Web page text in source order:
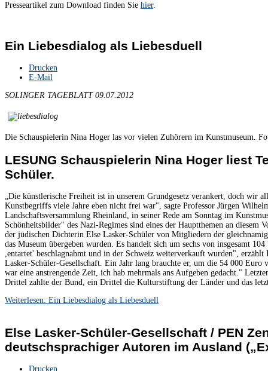
Presseartikel zum Download finden Sie hier.
Ein Liebesdialog als Liebesduell
Drucken
E-Mail
SOLINGER TAGEBLATT 09.07.2012
Die Schauspielerin Nina Hoger las vor vielen Zuhörern im Kunstmuseum.
LESUNG Schauspielerin Nina Hoger liest
Schüler.
„Die künstlerische Freiheit ist in unserem Grundgesetz verankert, doch wir
Kunstbegriffs viele Jahre eben nicht frei war", sagte Professor Jürgen
Landschaftsversammlung Rheinland, in seiner Rede am Sonntag im
Schönheitsbilder" des Nazi-Regimes sind eines der Hauptthemen an diesem
der jüdischen Dichterin Else Lasker-Schüler von Mitgliedern der
das Museum übergeben wurden. Es handelt sich um sechs von insgesamt
,entartet' beschlagnahmt und in der Schweiz weiterverkauft wurden", erzählt
Lasker-Schüler-Gesellschaft. Ein Jahr lang brauchte er, um die 54 000 Euro
war eine anstrengende Zeit, ich hab mehrmals ans Aufgeben gedacht."
Drittel zahlte der Bund, ein Drittel die Kulturstiftung der Länder und das
Weiterlesen: Ein Liebesdialog als Liebesduell
Else Lasker-Schüler-Gesellschaft / PEN
deutschsprachiger Autoren im Ausland
Drucken